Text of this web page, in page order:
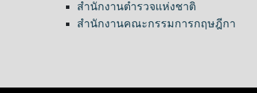
สำนักงานตำรวจแห่งชาติ
สำนักงานคณะกรรมการกฤษฎีกา